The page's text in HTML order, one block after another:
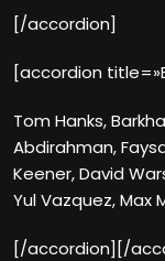
[/accordion]
[accordion
Tom Hanks,
Abdirahman,
Keener, David
Yul Vazquez, Max
[/accordion][/